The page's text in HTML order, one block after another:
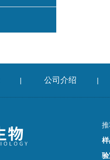
| 公司介绍 |